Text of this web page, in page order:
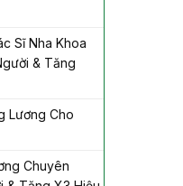
Sĩ Nha Khoa
& Tăng
Lương Cho
Chuyên